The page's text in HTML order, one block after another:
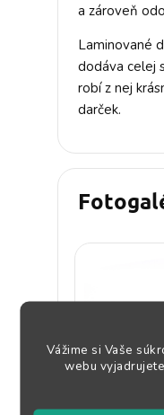
Vážime si Vaše
webu
a zároveň
Laminované
dodáva celej
robí z nej
darček.